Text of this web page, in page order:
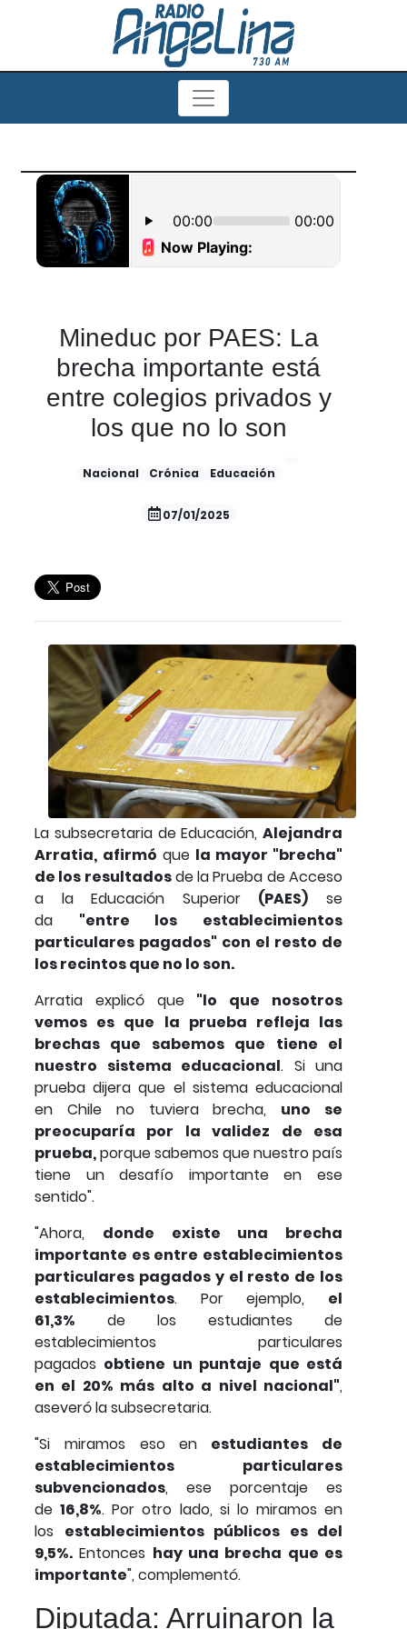
Mineduc por PAES: La
brecha importante está
entre colegios privados y
los que no lo son
Nacional Crónica Educación
07/01/2025
La subsecretaria de Educación, Alejandra
Arratia, afirmó que la mayor "brecha"
de los resultadosde la Prueba de Acceso
a la Educación Superior (PAES) se
da "entre los establecimientos
particulares pagados" con el resto de
los recintos que no lo son.
Arratia explicó que "lo que nosotros
vemos es que la prueba refleja las
brechas que sabemos que tiene el
nuestro sistema educacional. Si una
prueba dijera que el sistema educacional
en Chile no tuviera brecha, uno se
preocuparía por la validez de esa
prueba,porque sabemos que nuestro país
tiene un desafío importante en ese
sentido".
"Ahora, donde existe una brecha
importante es entre establecimientos
particulares pagados y el resto de los
establecimientos. Por ejemplo, el
61,3% de los estudiantes de
establecimientos particulares
pagados obtiene un puntaje que está
en el 20% más alto a nivel nacional",
aseveró la subsecretaria.
"Si miramos eso en estudiantes de
establecimientos particulares
subvencionados, ese porcentaje es
de16,8%. Por otro lado, si lo miramos en
los establecimientos públicos es del
9,5%. Entonces hay una brecha que es
importante", complementó.
Diputada: Arruinaron la